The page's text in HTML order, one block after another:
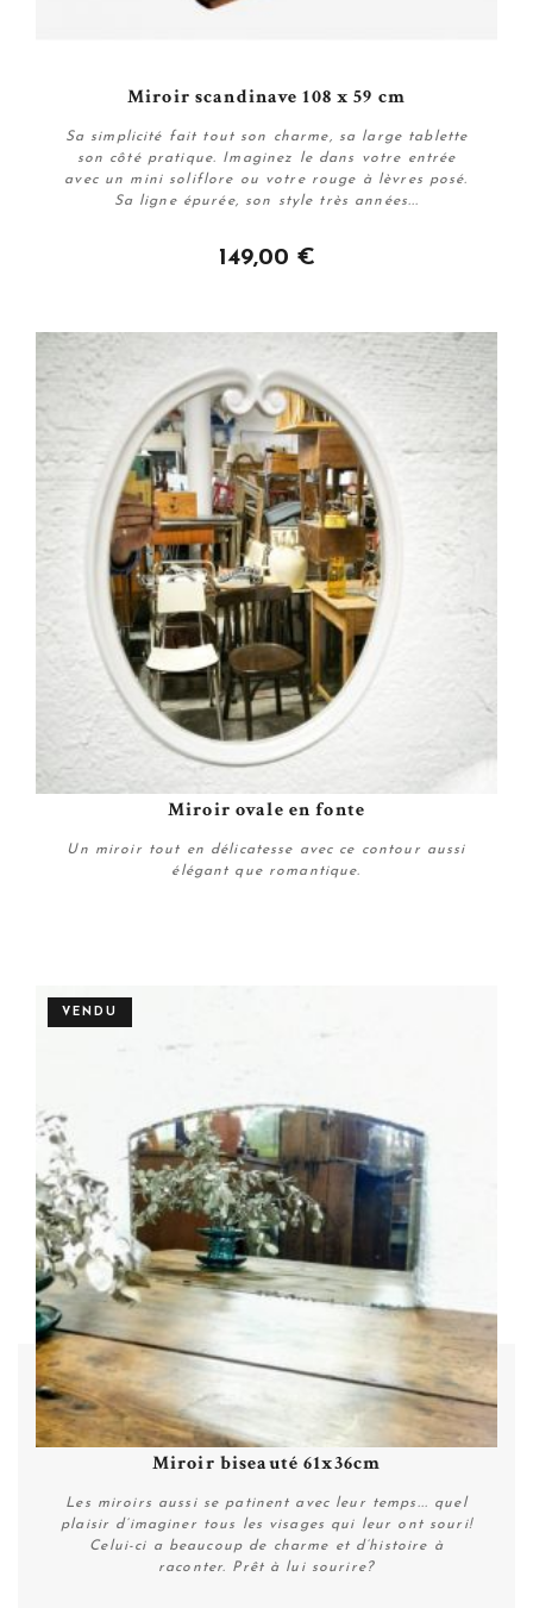
Miroir scandinave 108 x 59 cm
Sa simplicité fait tout son charme, sa large tablette
son côté pratique. Imaginez le dans votre entrée
avec un mini soliflore ou votre rouge à lèvres posé.
Sa ligne épurée, son style très années...
149,00 €
Miroir ovale en fonte
Un miroir tout en délicatesse avec ce contour aussi
élégant que romantique.
VENDU
Miroir biseauté 61x36cm
Les miroirs aussi se patinent avec leur temps... quel
plaisir d’imaginer tous les visages qui leur ont souri!
Celui-ci a beaucoup de charme et d’histoire à
raconter. Prêt à lui sourire?